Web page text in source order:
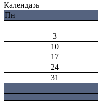
Календарь
Пн
3
10
17
24
31